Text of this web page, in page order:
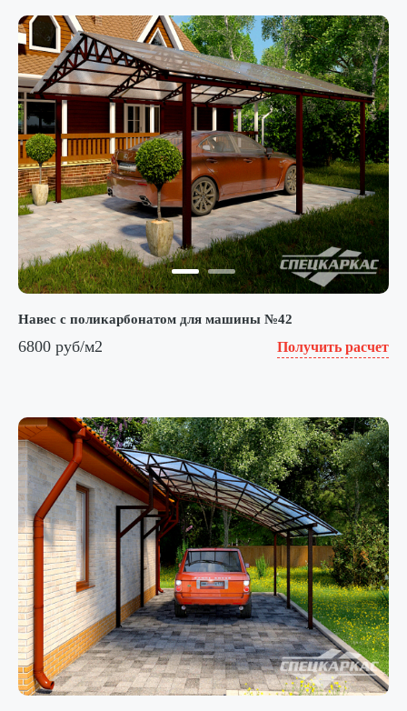
Навес с поликарбонатом для машины №42
6800 руб/м2 Получить расчет